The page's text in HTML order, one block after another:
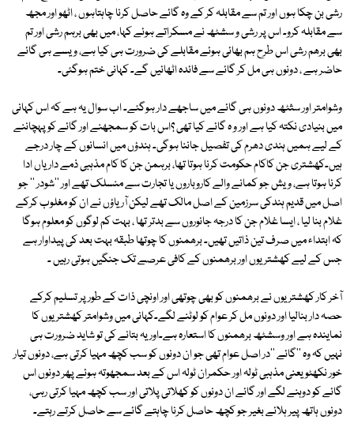
رشی بن چکا ہوں اور تم سے مقابلہ کر کے وہ گائے حاصل کرنا چاہتاہوں ، اٹھو اور مجھ
سے مقابلہ کرو۔ اس پر رشی و سشٹھ نے مسکراتے ہوئے کہا، میں بھی برہم رشی اور تم
بھی برھم رشی اس طرح ہم بھائی ہوئے مقابلے کی ضرورت ہی کیا ہے، ویسے ہی گائے
حاضر ہے ، دونوں ہی مل کر گائے سے فائدہ اٹھائیں گے۔ کہانی ختم ہوگئی۔
وشوامتر اور سثٹھ دونوں ہی گائے میں ساجھے دار ہوگئے۔ اب سوال یہ ہے کہ اس کہانی
میں بنیادی نکتہ کیا ہے اور و ہ گائے کیا تھی ؟اس بات کو سمجھنے اور گائے کو پہچاننے
کے لیے ہمیں ہندی دھرم کی تفصیل جاننا ہوگی۔ ہندؤں میں انسانوں کے چار درجے
ہیں۔کھشتری جن کاکام حکومت کرنا ہوتا تھا، برہمن جن کا کام مذہبی ذمے داریاں ادا
کرنا ہوتا ہے، ویش جو کمانے والے کاروباروں یا تجارت سے منسلک تھے اور ''شودر '' جو
اصل میں قدیم ہندکی سرزمین کے اصل مالک تھے لیکن آریاؤں نے ان کو مغلوب کرکے
غلام بنا لیا ، ایسا غلام جن کا درجہ جانوروں سے بدتر تھا ، بہت کم لوگوں کو معلوم ہوگا
کہ ابتداء میں صرف تین ذاتیں تھیں۔ برھمنوں کا چوتھا طبقہ بہت بعد کی پیداوار ہے
جس کے لیے کھشتریوں اور برھمنوں کے کافی عرصے تک جنگیں ہوتی رہیں ۔
آخر کار کھشتریوں نے برھمنوں کو بھی چوتھی اور اونچی ذات کے طور پر تسلیم کرکے
حصہ دار بنالیا اور دونوں مل کر عوام کو لوٹنے لگے۔کہانی میں وشوامتر کھشتریوں کا
نمایندہ ہے اور وسشٹھ برھمنوں کا استعارہ ہے۔اور یہ بتانے کی تو شاید ضرورت ہی
نہیں کہ وہ ''گائے ''در اصل عوام تھی جو ان دونوں کو سب کچھ مہیا کرتی ہے، دونوں تیار
خور نکھٹویعنی مذہبی ٹولہ اور حکمران ٹولہ اس کے بعد سمجھوتہ ہوئے پھر دونوں اس
گائے کو دوہنے لگے اور گائے ان دونوں کو کھلاتی پلاتی اور سب کچھ مہیا کرتی رہی،
دونوں ہاتھ پیر ہلائے بغیر جو کچھ حاصل کرنا چاہتے گائے سے حاصل کرتے رہتے۔